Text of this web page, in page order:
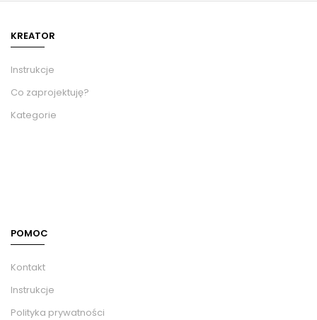
KREATOR
Instrukcje
Co zaprojektuję?
Kategorie
POMOC
Kontakt
Instrukcje
Polityka prywatności